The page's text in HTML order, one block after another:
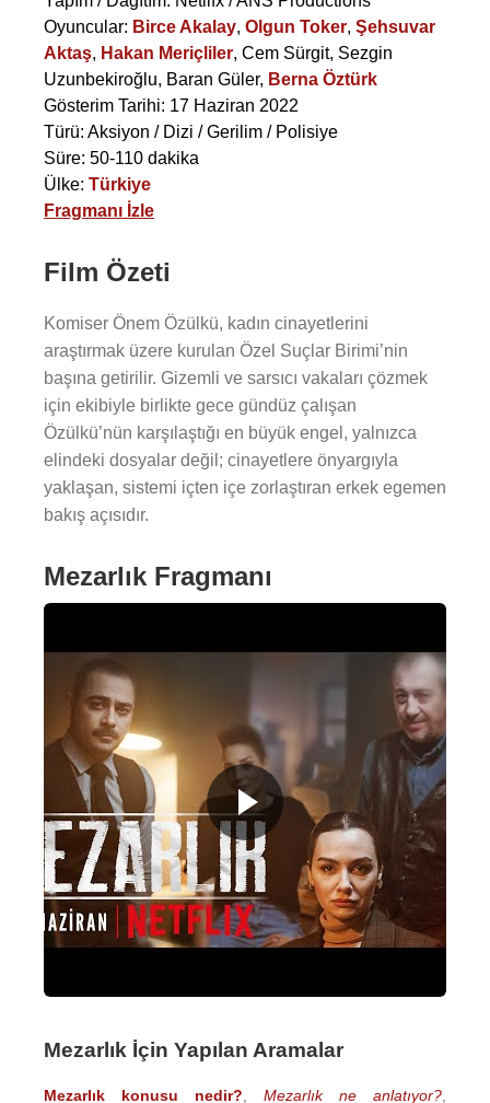
Oyuncular: Birce Akalay, Olgun Toker, Şehsuvar
Aktaş, Hakan Meriçliler, Cem Sürgit, Sezgin
Uzunbekiroğlu, Baran Güler, Berna Öztürk
Gösterim Tarihi: 17 Haziran 2022
Türü: Aksiyon / Dizi / Gerilim / Polisiye
Süre: 50-110 dakika
Ülke: Türkiye
Fragmanı İzle
Film Özeti
Komiser Önem Özülkü, kadın cinayetlerini
araştırmak üzere kurulan Özel Suçlar Birimi’nin
başına getirilir. Gizemli ve sarsıcı vakaları çözmek
için ekibiyle birlikte gece gündüz çalışan
Özülkü’nün karşılaştığı en büyük engel, yalnızca
elindeki dosyalar değil; cinayetlere önyargıyla
yaklaşan, sistemi içten içe zorlaştıran erkek egemen
bakış açısıdır.
Mezarlık Fragmanı
Mezarlık İçin Yapılan Aramalar
Mezarlık konusu nedir? Mezarlık ne anlatıyor?